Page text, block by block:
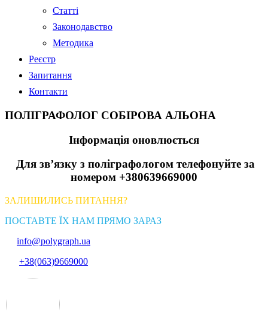
Статті
Законодавство
Методика
Реєстр
Запитання
Контакти
ПОЛІГРАФОЛОГ СОБІРОВА АЛЬОНА
Інформація оновлюється
Для зв’язку з поліграфологом телефонуйте за
номером +380639669000
ЗАЛИШИЛИСЬ ПИТАННЯ?
ПОСТАВТЕ ЇХ НАМ ПРЯМО ЗАРАЗ
info@polygraph.ua
+38(063)9669000